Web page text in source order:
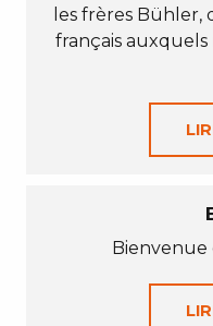
les frères Bühler,
français
Bienvenue